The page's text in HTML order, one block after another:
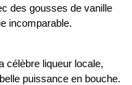
des gousses de vanille
incomparable.
célèbre liqueur locale,
puissance en bouche.